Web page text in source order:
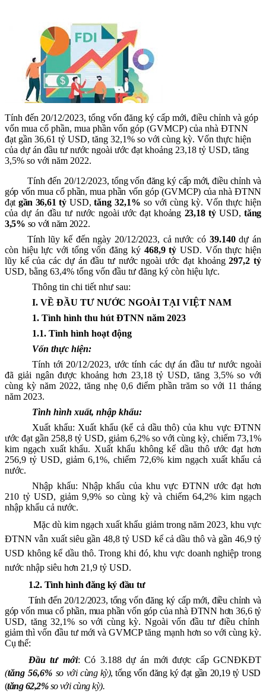
Tính đến 20/12/2023, tổng vốn đăng ký cấp mới, điều chỉnh và góp
vốn mua cổ phần, mua phần vốn góp (GVMCP) của nhà ĐTNN
đạt gần 36,61 tỷ USD, tăng 32,1% so với cùng kỳ. Vốn thực hiện
của dự án đầu tư nước ngoài ước đạt khoảng 23,18 tỷ USD, tăng
3,5% so với năm 2022.
Tính đến 20/12/2023,tổng vốn đăng ký cấp mới, điều chỉnh và
góp vốn mua cổ phần, mua phần vốn góp (GVMCP) của nhà ĐTNN
đạt gần 36,61 tỷUSD,tăng 32,1% so với cùng kỳ. Vốn thực hiện
của dự án đầu tư nước ngoài ước đạt khoảng 23,18tỷUSD,tăng
3,5% so với năm 2022.
Tính lũy kế đến ngày 20/12/2023, cả nước có 39.140dự án
còn hiệu lực với tổng vốn đăng ký 468,9tỷ USD. Vốn thực hiện
lũy kế của các dự án đầu tư nước ngoài ước đạtkhoảng297,2tỷ
USD, bằng 63,4% tổng vốn đầu tư đăng ký còn hiệu lực.
Thông tin chi tiết như sau:
I. VỀ ĐẦU TƯ NƯỚC NGOÀI TẠI VIỆT NAM
1. Tình hình thu hút ĐTNN năm 2023
1.1. Tình hình hoạt động
Vốn thực hiện:
Tính tới 20/12/2023, ước tính các dự án đầu tư nước ngoài
đã giải ngân được khoảng hơn 23,18tỷ USD, tăng 3,5% so với
cùng kỳ năm 2022, tăng nhẹ 0,6 điểm phần trăm so với 11 tháng
năm 2023.
Tình hình xuất, nhập khẩu:
Xuất khẩu: Xuất khẩu (kể cả dầu thô) của khu vực ĐTNN
ước đạt gần 258,8tỷ USD, giảm 6,2% so với cùng kỳ, chiếm 73,1%
kim ngạch xuất khẩu. Xuất khẩu không kể dầu thô ước đạt hơn
256,9 tỷ USD, giảm 6,1%, chiếm 72,6% kim ngạch xuất khẩu cả
nước.
Nhập khẩu: Nhập khẩu của khu vực ĐTNN ước đạt hơn
210 tỷ USD, giảm 9,9% so cùng kỳ và chiếm 64,2% kim ngạch
nhập khẩu cả nước.
Mặc dù kim ngạch xuất khẩu giảm trong năm 2023, khu vực
ĐTNN vẫn xuất siêu gần 48,8tỷ USD kể cả dầu thô và gần 46,9tỷ
USD không kể dầu thô. Trong khi đó, khu vực doanh nghiệp trong
nước nhập siêu hơn 21,9 tỷ USD.
1.2. Tình hình đăng ký đầu tư
Tính đến 20/12/2023, tổng vốn đăng ký cấp mới, điều chỉnh và
góp vốn mua cổ phần, mua phần vốn gópcủa nhà ĐTNN hơn 36,6 tỷ
USD, tăng 32,1% so với cùng kỳ. Ngoài vốn đầu tư điều chỉnh
giảm thì vốn đầu tư mới và GVMCP tăng mạnh hơn so với cùng kỳ.
Cụ thể:
Đầu tưmới:Có 3.188dự án mới được cấp GCNĐKĐT
(tăng 56,6% so vớicùng kỳ), tổng vốn đăng kýđạt gần 20,19 tỷ USD
(tăng 62,2% so với cùng kỳ).